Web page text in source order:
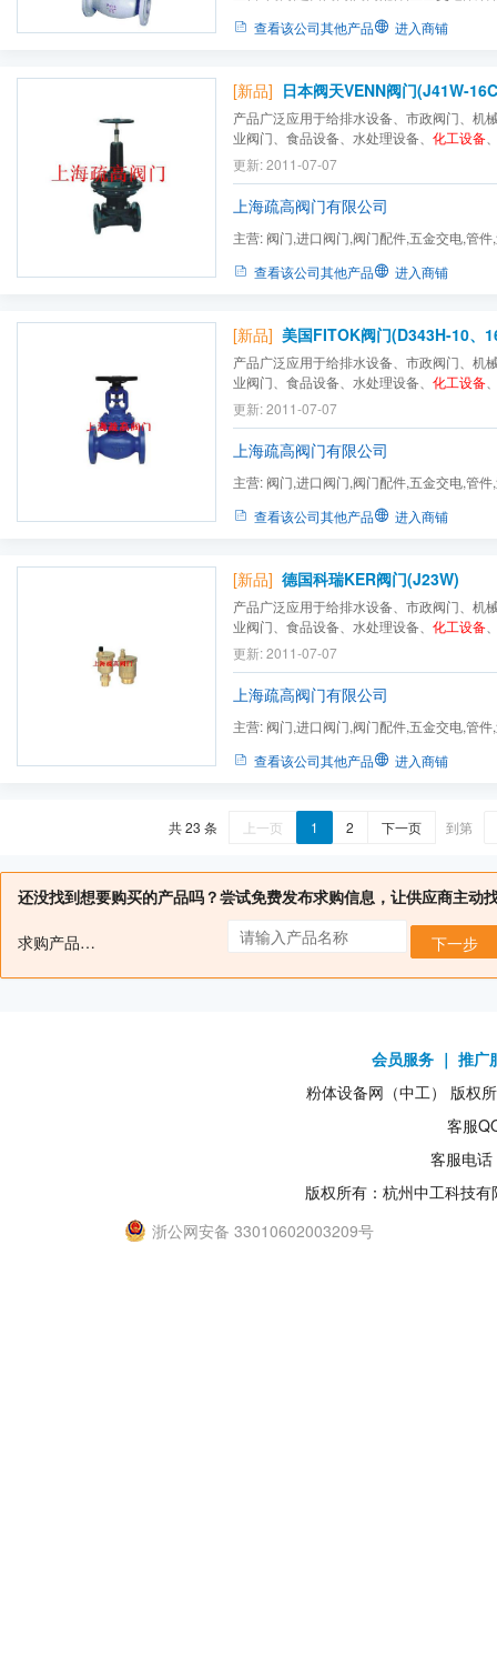
查看该公司其他产品 进入商铺
[新品] 日本阀天VENN阀门(J41W-
产品广泛应用于给排水设备、市政阀门、机
业阀门、食品设备、水处理设备、 化工设备
备、消防暖通、中央空调、过滤设备、造纸
力设备配套、液化气设备、制药设备，城建
门、通用零部件、工业设备、冶金设备、轻
更新: 2011-07-07
上海疏高阀门有限公司
主营: 阀门,进口阀门,阀门配件,五金交电,管
查看该公司其他产品 进入商铺
[新品] 美国FITOK阀门(D343H-10、
产品广泛应用于给排水设备、市政阀门、机
业阀门、食品设备、水处理设备、 化工设备
备、消防暖通、中央空调、过滤设备、造纸
力设备配套、液化气设备、制药设备，城建
门、通用零部件、工业设备、冶金设备、轻
更新: 2011-07-07
上海疏高阀门有限公司
主营: 阀门,进口阀门,阀门配件,五金交电,管
查看该公司其他产品 进入商铺
[新品] 德国科瑞KER阀门(J23W)
产品广泛应用于给排水设备、市政阀门、机
业阀门、食品设备、水处理设备、 化工设备
备、消防暖通、中央空调、过滤设备、造纸
力设备配套、液化气设备、制药设备，城建
门、通用零部件、工业设备、冶金设备、轻
更新: 2011-07-07
上海疏高阀门有限公司
主营: 阀门,进口阀门,阀门配件,五金交电,管
查看该公司其他产品 进入商铺
共 23 条 上一页 1 2 下一页 到第
还没找到想要购买的产品吗？尝试免费发布求购信息，让供应商主动
求购产品名： 下一步
会员服务 ｜ 推广
粉体设备网（中工） 版权
客服
客服电
版权所有：杭州中工科技
浙公网安备 33010602003209号